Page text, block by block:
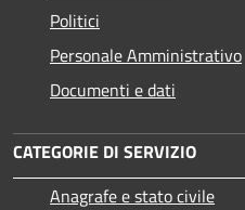
Politici
Personale Amministrativo
Documenti e dati
CATEGORIE DI SERVIZIO
Anagrafe e stato civile